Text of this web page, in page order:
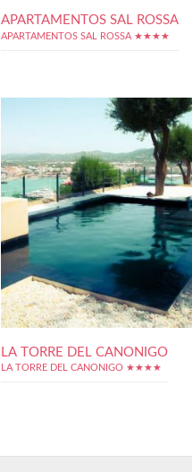
APARTAMENTOS SAL ROSSA
APARTAMENTOS SAL ROSSA ★★★★
LA TORRE DEL CANONIGO
LA TORRE DEL CANONIGO ★★★★